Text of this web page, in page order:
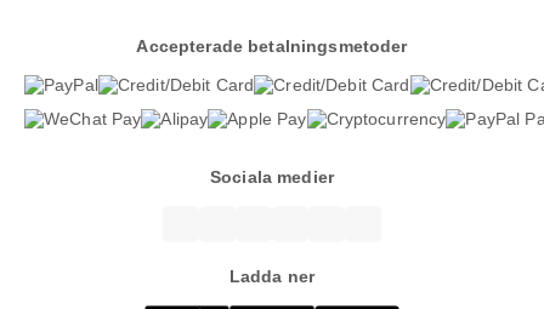
Accepterade betalningsmetoder
Sociala medier
Ladda ner